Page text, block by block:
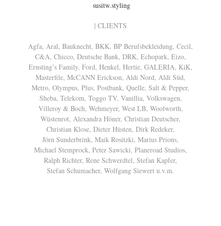
susitw.styling
| CLIENTS
Agfa, Aral, Bauknecht, BKK, BP Berufsbekleidung, Cecil,
C&A, Chicco, Deutsche Bank, DRK, Echopark, Eizo,
Ernsting’s Family, Ford, Henkel, Hertie, GALERIA, KiK,
Masterfile, McCANN Erickson, Aldi Nord, Aldi Süd,
Metro, Olympus, Plus, Postbank, Quelle, Salt & Pepper,
Sheba, Telekom, Toggo TV, Vanillia, Volkswagen,
Villeroy & Boch, Wehmeyer, West LB, Woolworth,
Wüstenrot, Alexandra Höner, Christian Deutscher,
Christian Klose, Dieter Hüsten, Dirk Redeker,
Jörn Sunderbrink, Maik Rositzki, Marius Prions,
Michael Stemprock, Peter Sawicki, Planeroad Studios,
Ralph Richter, Rene Schwerdtel, Stefan Kapfer,
Stefan Schumacher, Wolfgang Siewert u.v.m.